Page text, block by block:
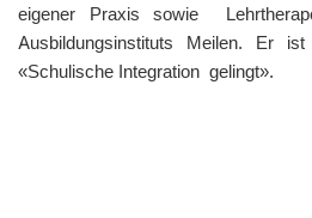
eigener Praxis sowie
Ausbildungsinstituts Meilen. Er
«Schulische Integration gelingt».